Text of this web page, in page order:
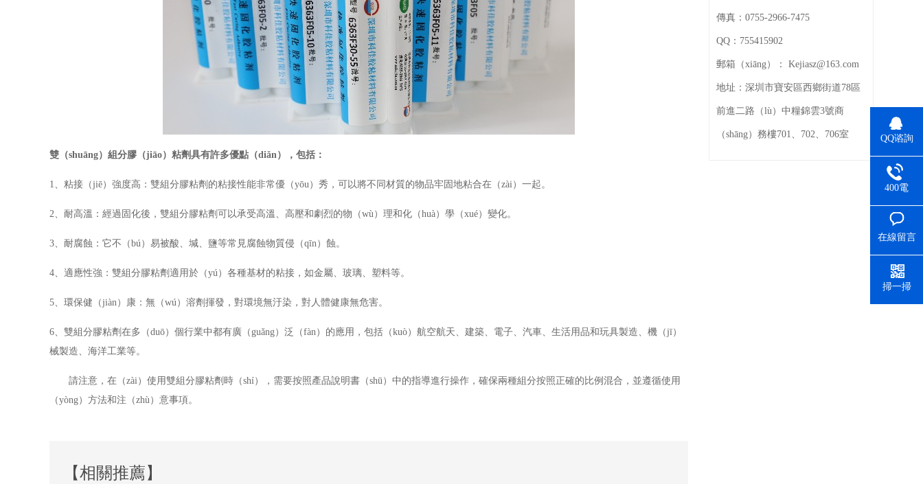
雙（shuāng）組分膠（jiāo）粘劑具有許多優點（diǎn），包括：
1、粘接（jiē）強度高：雙組分膠粘劑的粘接性能非常優（yōu）秀，可以將不同材質的物品牢固地粘合在（zài）一起。
2、耐高溫：經過固化後，雙組分膠粘劑可以承受高溫、高壓和劇烈的物（wù）理和化（huà）學（xué）變化。
3、耐腐蝕：它不（bú）易被酸、堿、鹽等常見腐蝕物質侵（qīn）蝕。
4、適應性強：雙組分膠粘劑適用於（yú）各種基材的粘接，如金屬、玻璃、塑料等。
5、環保健（jiàn）康：無（wú）溶劑揮發，對環境無汙染，對人體健康無危害。
6、雙組分膠粘劑在多（duō）個行業中都有廣（guǎng）泛（fàn）的應用，包括（kuò）航空航天、建築、電子、汽車、生活用品和玩具製造、機（jī）
械製造、海洋工業等。
請注意，在（zài）使用雙組分膠粘劑時（shí），需要按照產品說明書（shū）中的指導進行操作，確保兩種組分按照正確的比例混合，並遵循使用
（yòng）方法和注（zhù）意事項。
【相關推薦】
傳真： 0755-2966-7475
QQ： 755415902
郵箱（xiāng）： Kejiasz@163.com
地址： 深圳市寶安區西鄉街道78區
前進二路（lù）中糧錦雲3號商
（shāng）務樓701、702、706室 QQ谘詢
400電
在線留言
掃一掃